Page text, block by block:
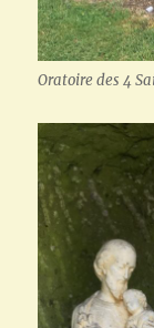
Oratoire des 4